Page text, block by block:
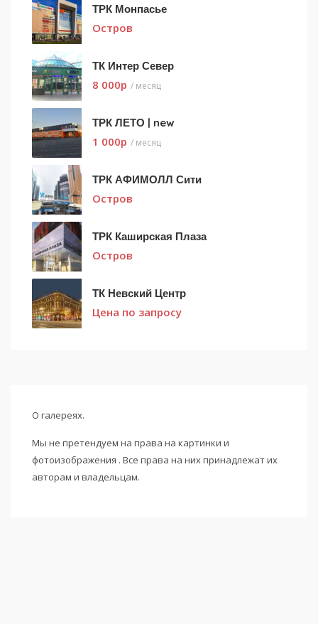
ТРК Монпасье
Остров
ТК Интер Север
8 000p / месяц
ТРК ЛЕТО | new
1 000p / месяц
ТРК АФИМОЛЛ Сити
Остров
ТРК Каширская Плаза
Остров
ТК Невский Центр
Цена по запросу
О галереях.
Мы не претендуем на права на картинки и
фотоизображения . Все права на них принадлежат их
авторам и владельцам.